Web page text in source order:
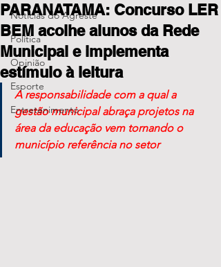
Notícias do Agreste
Política
Opinião
Esporte
Entretenimento
PARANATAMA: Concurso LER
BEM acolhe alunos da Rede
Municipal e implementa
estímulo à leitura
A responsabilidade com a qual a
gestão municipal abraça projetos na
área da educação vem tornando o
município referência no setor